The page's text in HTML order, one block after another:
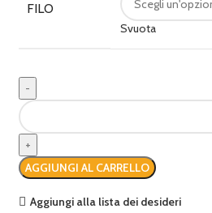
FILO
Svuota
Filo
decespugliatore
quantità
AGGIUNGI AL CARRELLO
Aggiungi alla lista dei desideri